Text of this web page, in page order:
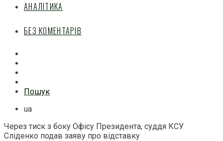
АНАЛІТИКА
БЕЗ КОМЕНТАРІВ
Пошук
ua
Через тиск з боку Офісу Президента, суддя КСУ
Сліденко подав заяву про відставку